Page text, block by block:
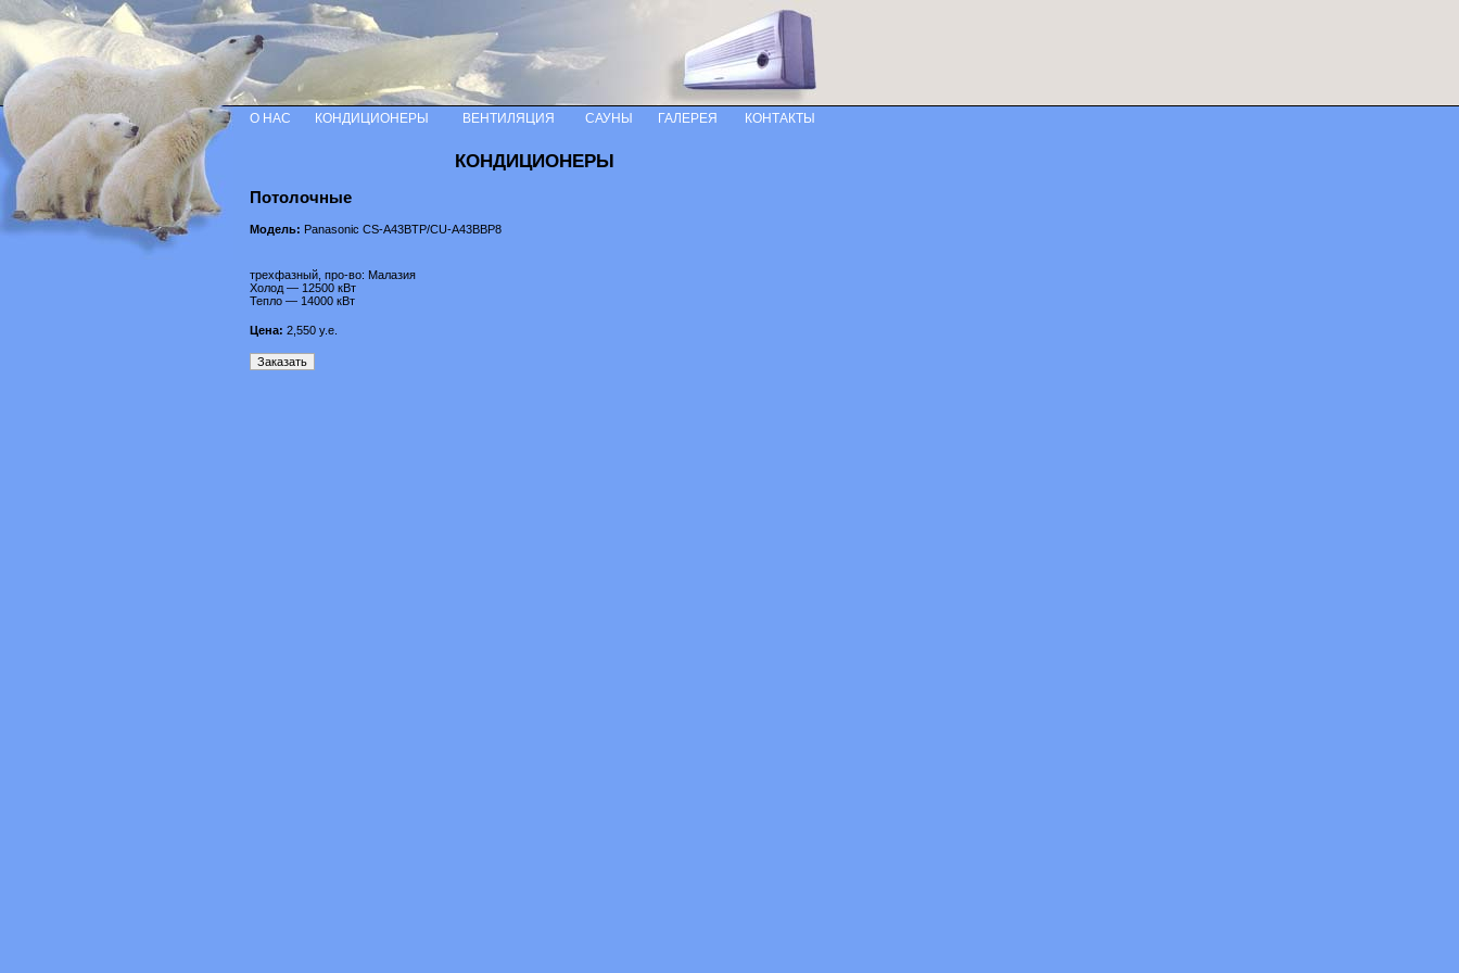
КОНДИЦИОНЕРЫ
Потолочные
Модель: Panasonic СS-A43BTP/CU-A43BBP8
трехфазный, про-во: Малазия
Холод — 12500 кВт
Тепло — 14000 кВт
Цена: 2,550 у.е.
О НАС КОНДИЦИОНЕРЫ ВЕНТИЛЯЦИЯ САУНЫ ГАЛЕРЕЯ КОНТАКТЫ